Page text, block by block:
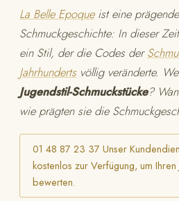
La Belle Epoqueist eine
Schmuckgeschichte: In dieser
ein Stil, der die Codes der
Jahrhundertsvöllig veränderte.
Jugendstil-Schmuckstücke?
wie prägten sie die
01 48 87 23 37 Unser
kostenlos zur Verfügung, um Ihren
bewerten.